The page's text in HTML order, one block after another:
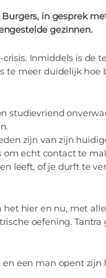
IN DE KIJKER,
en
Burgers, in gesprek
gezinnen.
Inmiddels is de
te meer duidelijk hoe
studievriend
zijn van zijn
om echt contact te
leeft, of je durft te
hier en nu, met
oefening.
een man opent zijn